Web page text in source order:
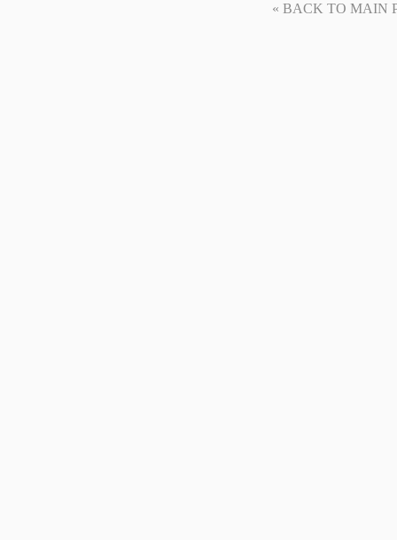
« BACK TO MAIN